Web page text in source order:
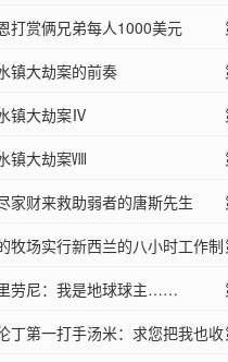
打赏俩兄弟每人1000美元
镇大劫案的前奏
镇大劫案Ⅳ
镇大劫案Ⅷ
家财来救助弱者的唐斯先生
牧场实行新西兰的八小时工作制
劳尼：我是地球球主……
丁第一打手汤米：求您把我也收